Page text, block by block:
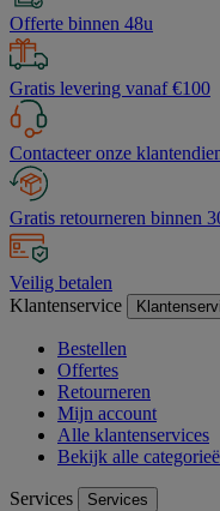
Offerte binnen 48u
Gratis levering vanaf €100
Contacteer onze
Gratis retourneren binnen
Veilig betalen
Klantenservice
Bestellen
Offertes
Retourneren
Mijn account
Alle klantenservices
Bekijk alle
Services Services